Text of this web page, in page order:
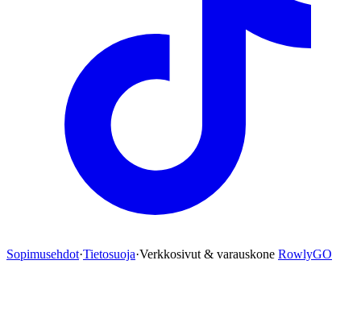
Sopimusehdot·Tietosuoja·Verkkosivut & varauskone RowlyGO